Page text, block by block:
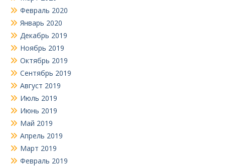
Февраль 2020
Январь 2020
Декабрь 2019
Ноябрь 2019
Октябрь 2019
Сентябрь 2019
Август 2019
Июль 2019
Июнь 2019
Май 2019
Апрель 2019
Март 2019
Февраль 2019